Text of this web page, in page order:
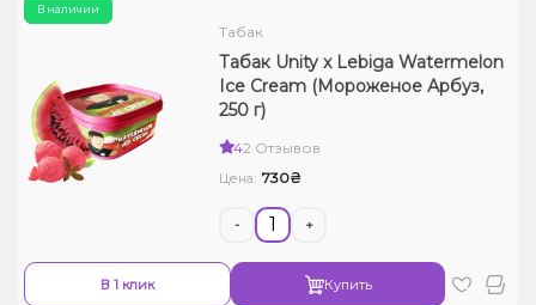
В наличии
Табак
Табак Unity x Lebiga Watermelon
Ice Cream (Мороженое Арбуз,
250 г)
42 Отзывов
Цена: 730₴
- +
В 1 клик Купить